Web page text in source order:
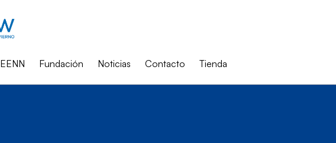
EENN Fundación Noticias Contacto Tienda